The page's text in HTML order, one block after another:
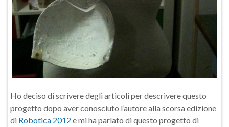
Ho deciso di scrivere degli articoli per descrivere questo
progetto dopo aver conosciuto l’autore alla scorsa edizione
di Robotica 2012 e mi ha parlato di questo progetto di